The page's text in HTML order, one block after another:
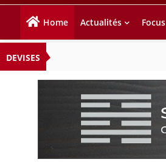
Home Actualités Focus
DEVISES